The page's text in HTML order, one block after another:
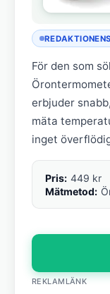
För den som
erbjuder
mäta
inget
Pris: 449 kr
Mätmetod:
REKLAMLÄNK